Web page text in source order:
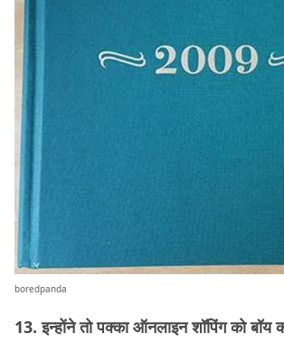
boredpanda
13. इन्होंने तो पक्का ऑनलाइन शॉपिंग को बॉय